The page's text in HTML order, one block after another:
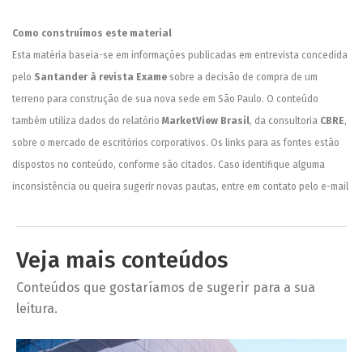
Como construímos este material
Esta matéria baseia-se em informações publicadas em entrevista concedida
pelo Santander à revista Exame sobre a decisão de compra de um
terreno para construção de sua nova sede em São Paulo. O conteúdo
também utiliza dados do relatório MarketView Brasil, da consultoria CBRE,
sobre o mercado de escritórios corporativos. Os links para as fontes estão
dispostos no conteúdo, conforme são citados. Caso identifique alguma
inconsistência ou queira sugerir novas pautas, entre em contato pelo e-mail
Veja mais conteúdos
Conteúdos que gostaríamos de sugerir para a sua
leitura.